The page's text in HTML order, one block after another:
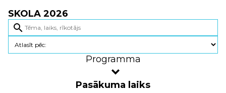
SKOLA 2026
search
Programma
Pasākuma laiks